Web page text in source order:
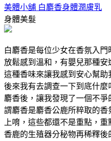
美體小舖 白麝香身體潤膚乳
身體美髮
白麝香是每位少女在香氛入
放鬆感到溫和，有嬰兒那種
這種香味來讓我感到安心幫助
後來我有去調查一下到底什麼
麝香後，讓我發現了一個不
謂麝香是麝香公鹿所粹取的
上唷，這些都還不是重點，
香鹿的生殖器分秘物再稀釋後